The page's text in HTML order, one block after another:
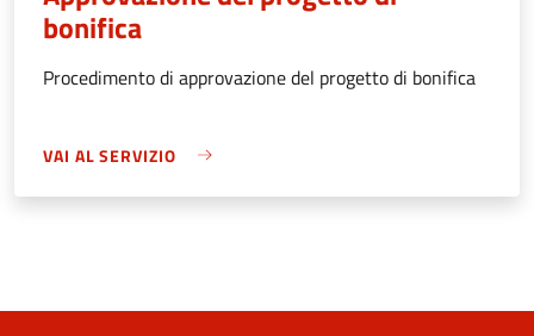
bonifica
Procedimento di approvazione del progetto di bonifica
VAI AL SERVIZIO